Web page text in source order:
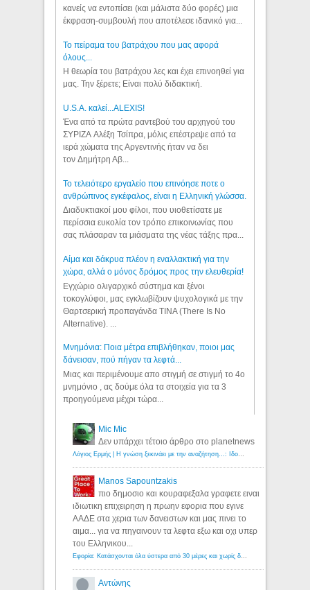
κανείς να εντοπίσει (και μάλιστα δύο φορές) μια
έκφραση-συμβουλή που αποτέλεσε ιδανικό για...
Το πείραμα του βατράχου που μας αφορά
όλους...
Η θεωρία του βατράχου λες και έχει επινοηθεί για
μας. Την ξέρετε; Είναι πολύ διδακτική.
U.S.A. καλεί...ALEXIS!
Ένα από τα πρώτα ραντεβού του αρχηγού του
ΣΥΡΙΖΑ Αλέξη Τσίπρα, μόλις επέστρεψε από τα
ιερά χώματα της Αργεντινής ήταν να δει
τον Δημήτρη Αβ...
Το τελειότερο εργαλείο που επινόησε ποτε ο
ανθρώπινος εγκέφαλος, είναι η Ελληνική γλώσσα.
Διαδυκτιακοί μου φίλοι, που υιοθετίσατε με
περίσσια ευκολία τον τρόπο επικοινωνίας που
σας πλάσαραν τα μιάσματα της νέας τάξης πρα...
Αίμα και δάκρυα πλέον η εναλλακτική για την
χώρα, αλλά ο μόνος δρόμος προς την ελευθερία!
Εγχώριο ολιγαρχικό σύστημα και ξένοι
τοκογλύφοι, μας εγκλωβίζουν ψυχολογικά με την
Θαρτσερική προπαγάνδα TINA (There Is No
Alternative). ...
Μνημόνια: Ποια μέτρα επιβλήθηκαν, ποιοι μας
δάνεισαν, πού πήγαν τα λεφτά...
Μιας και περιμένουμε απο στιγμή σε στιγμή το 4ο
μνημόνιο , ας δούμε όλα τα στοιχεία για τα 3
προηγούμενα μέχρι τώρα...
Mic Mic
Δεν υπάρχει τέτοιο άρθρο στο planetnews
Λόγιος Ερμής | Η γνώση ξεκινάει με την αναζήτηση...: Ιδού οι 18 που χρωστούν 11 δις ευρώ!
Manos Sapountzakis
πιο δημοσιο και κουραφεξαλα γραφετε ειναι
ιδιωτικη επιχειρηση η πρωην εφορια που εγινε
ΑΑΔΕ στα χερια των δανειστων και μας πινει το
αιμα... για να πηγαινουν τα λεφτα εξω και οχι υπερ
του Ελληνικου...
Εφορία: Κατάσχονται όλα ύστερα από 30 μέρες και χωρίς δικαστικές αποφάσεις - Λόγιος Ερμής
Αντώνης